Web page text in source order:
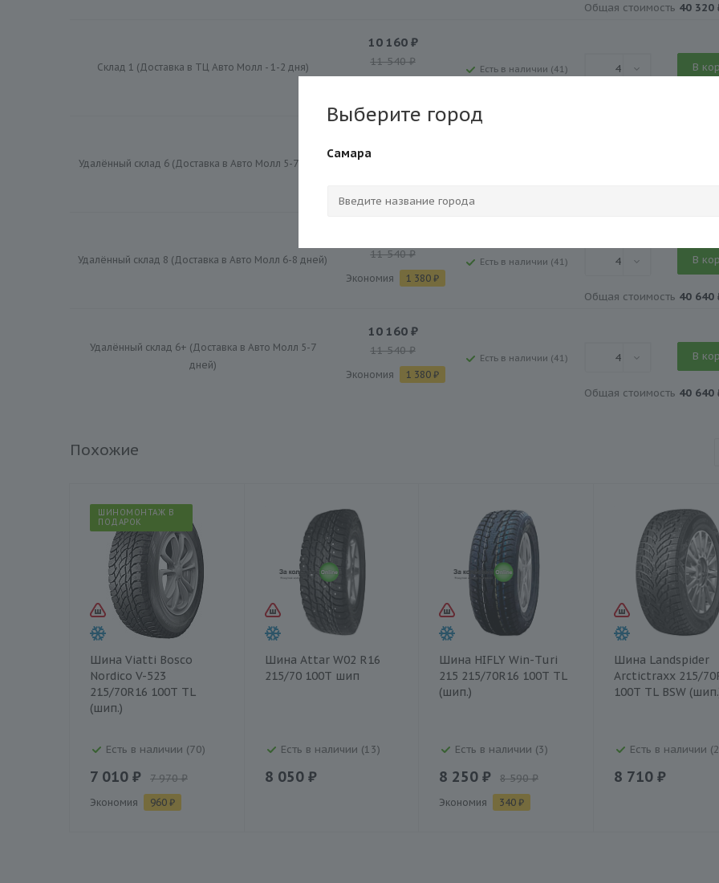
Общая стоимость 40 320
Склад 1 (Доставка в ТЦ Авто Молл - 1-2 дня)
10 160₽
11 540₽
Есть в наличии (41) 4 В
Удалённый склад 6 (Доставка в Авто Молл 5-7 дней) 11 540
Удалённый склад 8 (Доставка в Авто Молл 6-8 дней) 11 540₽
Экономия 1 380 ₽
Есть в наличии (41) 4
Общая стоимость 40 640
В
Удалённый склад 6+ (Доставка в Авто Молл 5-7
дней)
10 160₽
11 540₽
Экономия 1 380 ₽
Есть в наличии (41) 4
Общая стоимость 40 640
В
Похожие
ШИНОМОНТАЖ В
ПОДАРОК
Шина Viatti Bosco
Nordico V-523
215/70R16 100T TL
(шип.)
Есть в наличии (70)
7 010 ₽ 7 970 ₽
Экономия 960 ₽
Шина Attar W02 R16
215/70 100Т шип
Есть в наличии (13)
8 050 ₽
Шина HIFLY Win-Turi
215 215/70R16 100T TL
(шип.)
Есть в наличии (3)
8 250 ₽ 8 590 ₽
Экономия 340 ₽
Шина Landspider
Arctictraxx 215/
100T TL BSW
Есть в наличии
8 710 ₽
Выберите город
Самара